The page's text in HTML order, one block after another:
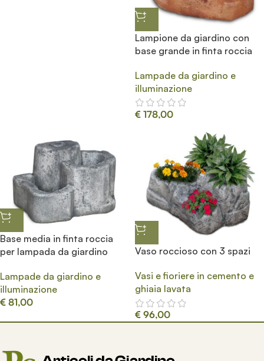
Lampione da giardino con
base grande in finta roccia
Lampade da giardino e
illuminazione
€ 178,00
Base media in finta roccia
per lampada da giardino
Lampade da giardino e
illuminazione
€ 81,00
Vaso roccioso con 3 spazi
Vasi e fioriere in cemento e
ghiaia lavata
€ 96,00